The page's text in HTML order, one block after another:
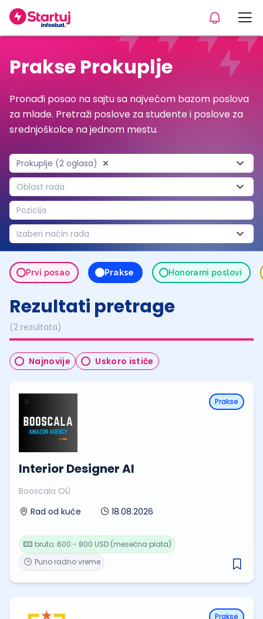
Prakse Prokuplje
Pronađi posao na sajtu sa najvećom bazom poslova
za mlade. Pretraži poslove za studente i poslove za
srednjoškolce na jednom mestu.
Prokuplje (2 oglasa)
Oblast rada
Pozicija
Izaberi način rada
Prvi posao Prakse Honorarni poslovi
Rezultati pretrage
(2 rezultata)
Najnovije Uskoro ističe
Prakse
Interior Designer AI
Booscala OÜ
Rad od kuće
18.08.2026
Puno radno vreme
bruto: 600 - 800 USD (mesečna plata)
Prakse